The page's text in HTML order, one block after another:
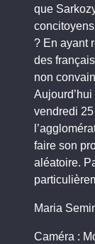
que
? En ayant
des
non
vendredi
faire son
aléatoire.
Maria
Caméra :